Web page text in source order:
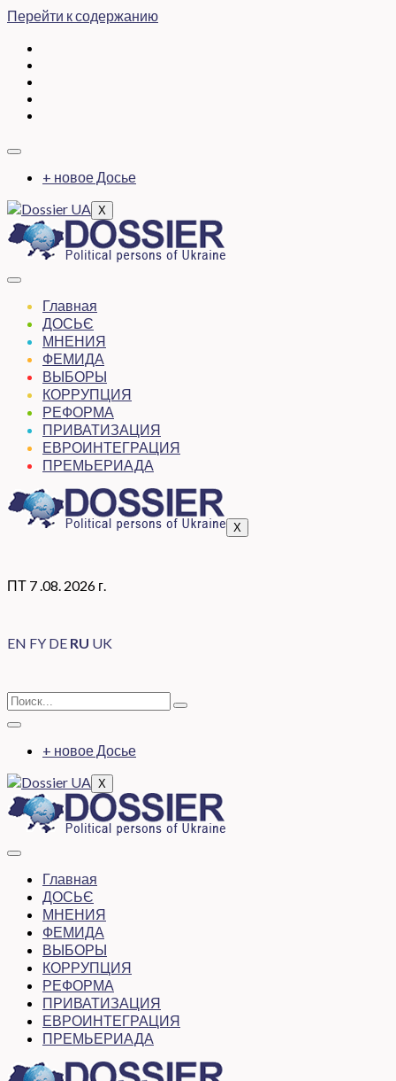
Перейти к содержанию
+ новое Досье
X
Главная
ДОСЬЄ
МНЕНИЯ
ФЕМИДА
ВЫБОРЫ
КОРРУПЦИЯ
РЕФОРМА
ПРИВАТИЗАЦИЯ
ЕВРОИНТЕГРАЦИЯ
ПРЕМЬЕРИАДА
X
ПТ 7 .08. 2026 г.
EN FY DE RU UK
+ новое Досье
X
Главная
ДОСЬЄ
МНЕНИЯ
ФЕМИДА
ВЫБОРЫ
КОРРУПЦИЯ
РЕФОРМА
ПРИВАТИЗАЦИЯ
ЕВРОИНТЕГРАЦИЯ
ПРЕМЬЕРИАДА